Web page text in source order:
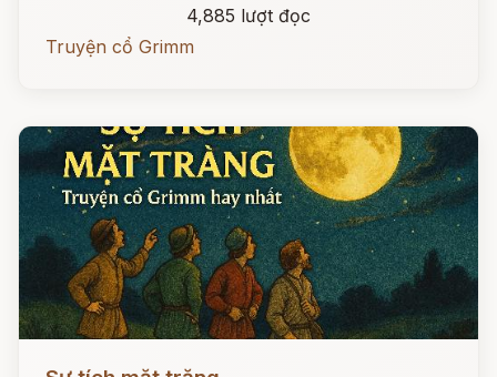
4,885 lượt đọc
Truyện cổ Grimm